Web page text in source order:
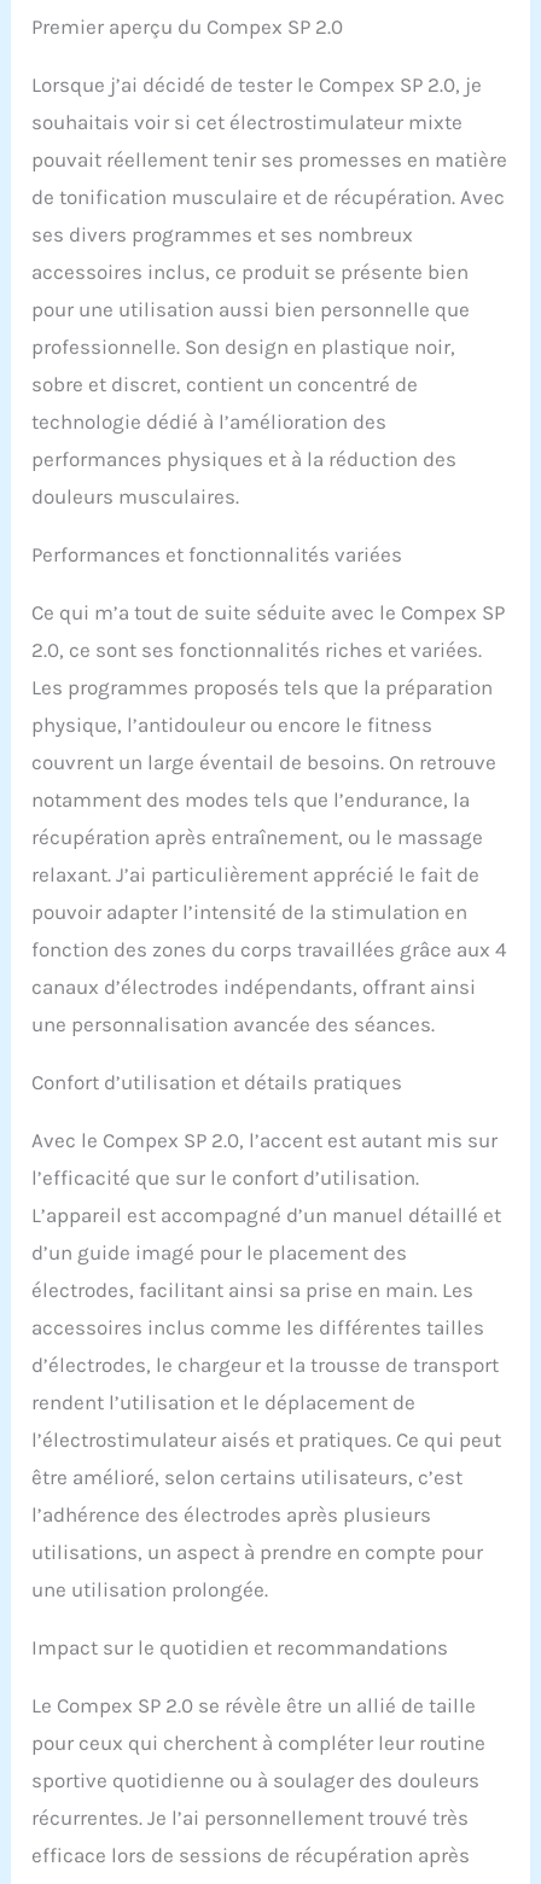
Premier aperçu du Compex SP 2.0
Lorsque j’ai décidé de tester le Compex SP 2.0, je
souhaitais voir si cet électrostimulateur mixte
pouvait réellement tenir ses promesses en matière
de tonification musculaire et de récupération. Avec
ses divers programmes et ses nombreux
accessoires inclus, ce produit se présente bien
pour une utilisation aussi bien personnelle que
professionnelle. Son design en plastique noir,
sobre et discret, contient un concentré de
technologie dédié à l’amélioration des
performances physiques et à la réduction des
douleurs musculaires.
Performances et fonctionnalités variées
Ce qui m’a tout de suite séduite avec le Compex SP
2.0, ce sont ses fonctionnalités riches et variées.
Les programmes proposés tels que la préparation
physique, l’antidouleur ou encore le fitness
couvrent un large éventail de besoins. On retrouve
notamment des modes tels que l’endurance, la
récupération après entraînement, ou le massage
relaxant. J’ai particulièrement apprécié le fait de
pouvoir adapter l’intensité de la stimulation en
fonction des zones du corps travaillées grâce aux 4
canaux d’électrodes indépendants, offrant ainsi
une personnalisation avancée des séances.
Confort d’utilisation et détails pratiques
Avec le Compex SP 2.0, l’accent est autant mis sur
l’efficacité que sur le confort d’utilisation.
L’appareil est accompagné d’un manuel détaillé et
d’un guide imagé pour le placement des
électrodes, facilitant ainsi sa prise en main. Les
accessoires inclus comme les différentes tailles
d’électrodes, le chargeur et la trousse de transport
rendent l’utilisation et le déplacement de
l’électrostimulateur aisés et pratiques. Ce qui peut
être amélioré, selon certains utilisateurs, c’est
l’adhérence des électrodes après plusieurs
utilisations, un aspect à prendre en compte pour
une utilisation prolongée.
Impact sur le quotidien et recommandations
Le Compex SP 2.0 se révèle être un allié de taille
pour ceux qui cherchent à compléter leur routine
sportive quotidienne ou à soulager des douleurs
récurrentes. Je l’ai personnellement trouvé très
efficace lors de sessions de récupération après